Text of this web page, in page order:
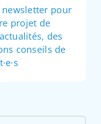
pour
projet de
des
conseils de